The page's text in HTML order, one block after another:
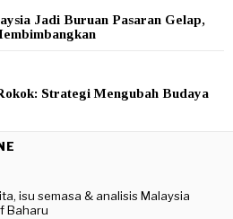
Jadi Buruan Pasaran Gelap,
Strategi Mengubah Budaya
isu semasa & analisis Malaysia
Baharu